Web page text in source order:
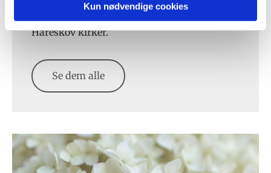
Kun nødvendige cookies
Her kan du finde kontktoplysniner på
præsterne i Værløse, Kirke Værløse og
Hareskov kirker.
Se dem alle